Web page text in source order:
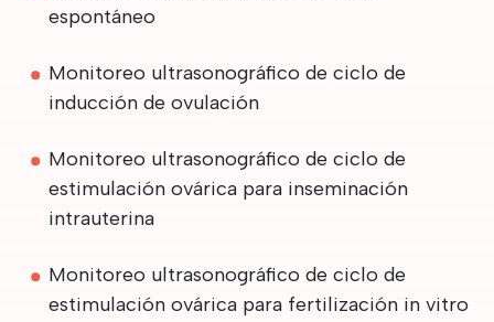
espontáneo
Monitoreo ultrasonográfico de ciclo de
inducción de ovulación
Monitoreo ultrasonográfico de ciclo de
estimulación ovárica para inseminación
intrauterina
Monitoreo ultrasonográfico de ciclo de
estimulación ovárica para fertilización in vitro